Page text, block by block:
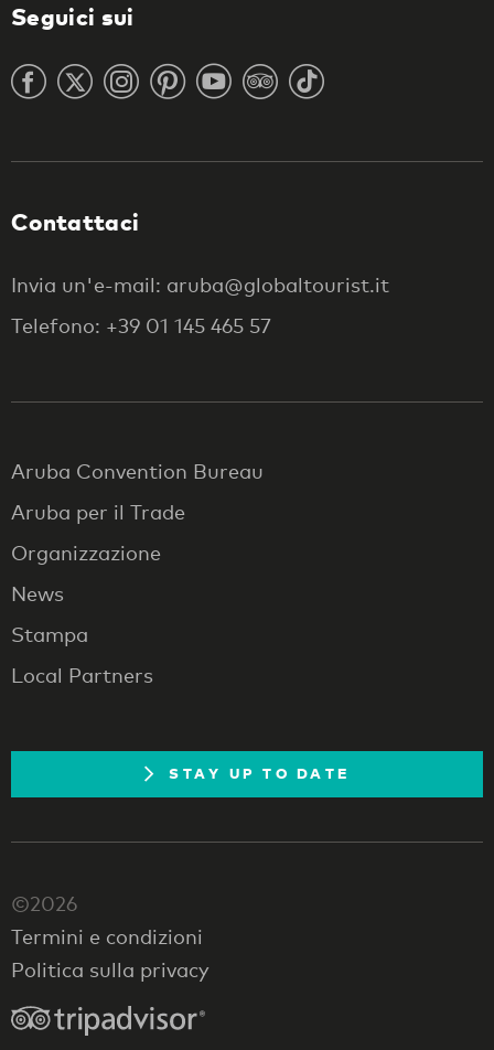
Seguici sui
Contattaci
Invia un'e-mail: aruba@globaltourist.it
Telefono: +39 01 145 465 57
Aruba Convention Bureau
Aruba per il Trade
Organizzazione
News
Stampa
Local Partners
STAY UP TO DATE
©2026
Termini e condizioni
Politica sulla privacy